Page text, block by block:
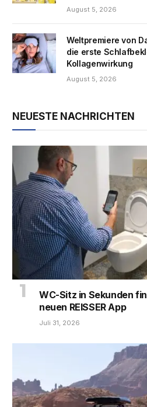
August 5, 2026
Weltpremiere von
die erste
Kollagenwirkung
August 5, 2026
NEUESTE NACHRICHTEN
WC-Sitz in Sekunden
neuen REISSER App
Juli 31, 2026